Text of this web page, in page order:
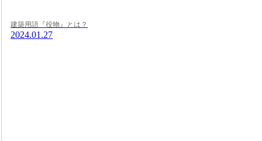
建築用語『役物』とは？
2024.01.27